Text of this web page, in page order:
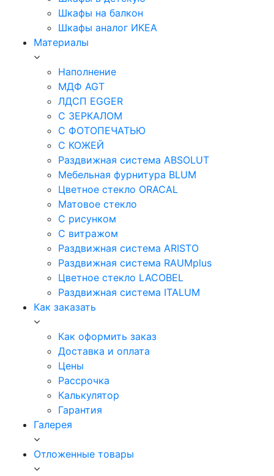
Шкафы на балкон
Шкафы аналог ИКЕА
Материалы
Наполнение
МДФ AGT
ЛДСП EGGER
С ЗЕРКАЛОМ
С ФОТОПЕЧАТЬЮ
С КОЖЕЙ
Раздвижная система ABSOLUT
Мебельная фурнитура BLUM
Цветное стекло ORACAL
Матовое стекло
C рисунком
C витражом
Раздвижная система ARISTO
Раздвижная система RAUMplus
Цветное стекло LACOBEL
Раздвижная система ITALUM
Как заказать
Как оформить заказ
Доставка и оплата
Цены
Рассрочка
Калькулятор
Гарантия
Галерея
Отложенные товары